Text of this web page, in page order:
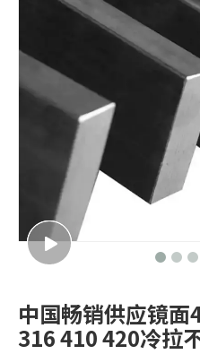
中国畅销供应镜
316 410 420冷拉